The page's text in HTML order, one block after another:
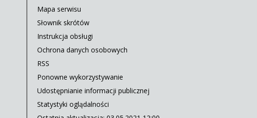
Mapa serwisu
Słownik skrótów
Instrukcja obsługi
Ochrona danych osobowych
RSS
Ponowne wykorzystywanie
Udostępnianie informacji publicznej
Statystyki oglądalności